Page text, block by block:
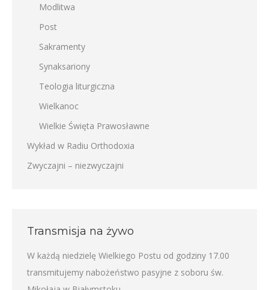
Modlitwa
Post
Sakramenty
Synaksariony
Teologia liturgiczna
Wielkanoc
Wielkie Święta Prawosławne
Wykład w Radiu Orthodoxia
Zwyczajni – niezwyczajni
Transmisja na żywo
W każdą niedzielę Wielkiego Postu od godziny 17.00
transmitujemy nabożeństwo pasyjne z soboru św.